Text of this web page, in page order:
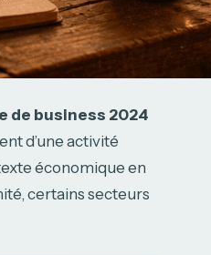
de business 2024
d’une activité
économique en
certains secteurs